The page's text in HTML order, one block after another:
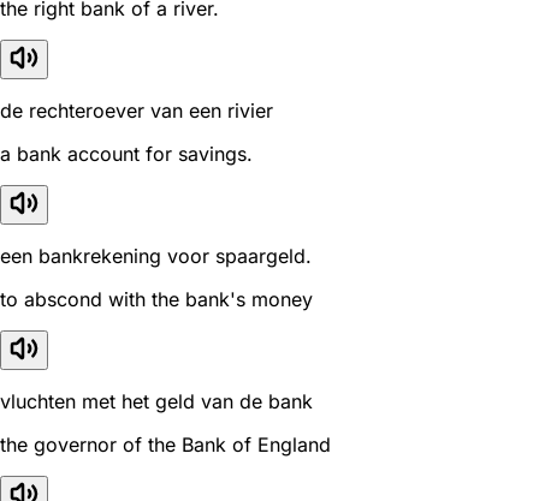
the right bank of a river.
de rechteroever van een rivier
a bank account for savings.
een bankrekening voor spaargeld.
to abscond with the bank's money
vluchten met het geld van de bank
the governor of the Bank of England